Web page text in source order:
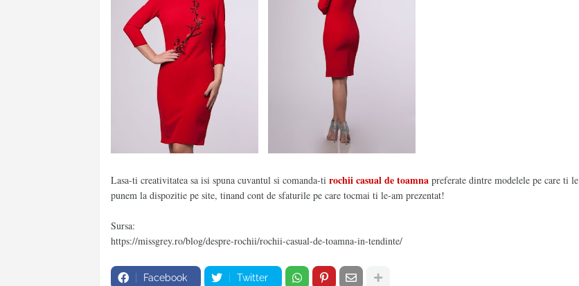
Lasa-ti creativitatea sa isi spuna cuvantul si comanda-ti rochii casual de toamna preferate dintre modelele pe care ti le
punem la dispozitie pe site, tinand cont de sfaturile pe care tocmai ti le-am prezentat!
Sursa:
https://missgrey.ro/blog/despre-rochii/rochii-casual-de-toamna-in-tendinte/
Facebook Twitter